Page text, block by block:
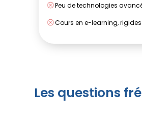
Peu de technologies
Cours en e-learning,
Les questions